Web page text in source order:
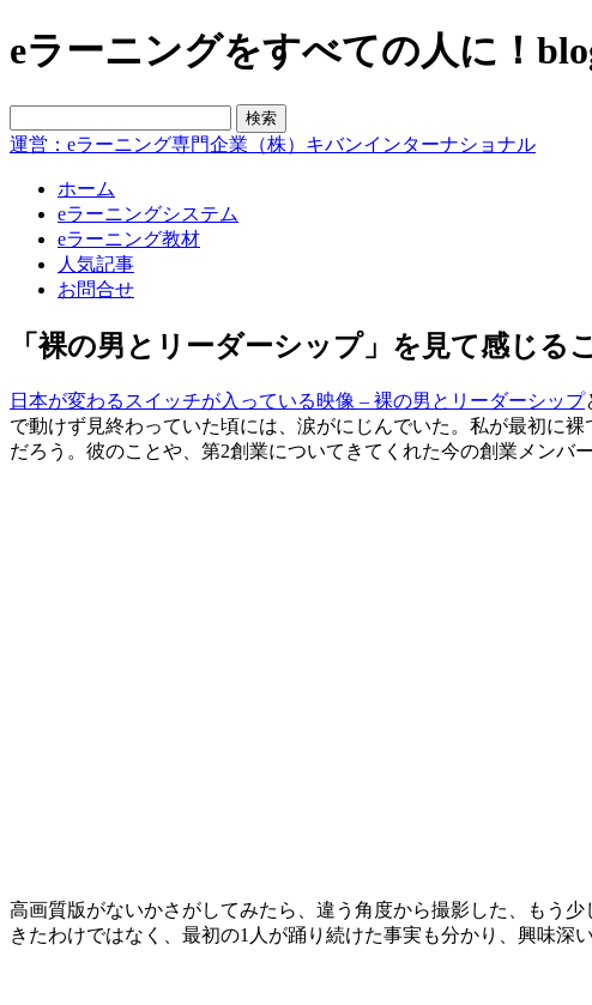
eラーニングをすべての人に！
運営：eラーニング専門企業（株）キバンインターナショナル
ホーム
eラーニングシステム
eラーニング教材
人気記事
お問合せ
「裸の男とリーダーシップ」を見て感じる
日本が変わるスイッチが入っている映像 – 裸の男とリーダーシップ
で動けず見終わっていた頃には、涙がにじんでいた。私が最初に
だろう。彼のことや、第2創業についてきてくれた今の創業メンバ
高画質版がないかさがしてみたら、違う角度から撮影した、もう
きたわけではなく、最初の1人が踊り続けた事実も分かり、興味深